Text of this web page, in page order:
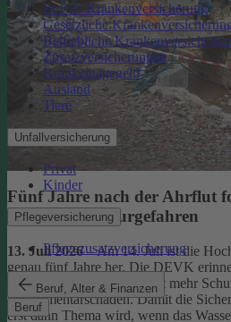
Private Krankenversicherung
Gesetzliche
Betriebliche
Zusatzversicherungen
Krankentagegeld
Ausland
Tiere
Unfallversicherung
Privat
Kinder
Pflegeversicherung
Pflegezusatzversicherung
Beruf, Alter & Finanzen
Beruf
Fünf Jahre nach der Ahrflut
Schutz vor Naturgefahren
13. Juli 2026– Am 14. Juli ist die
genau fünf Jahre her. Die DEVK
überall drohen – und fordert mehr
für Elementarschäden. Damit die
erst dann Thema wird, wenn das